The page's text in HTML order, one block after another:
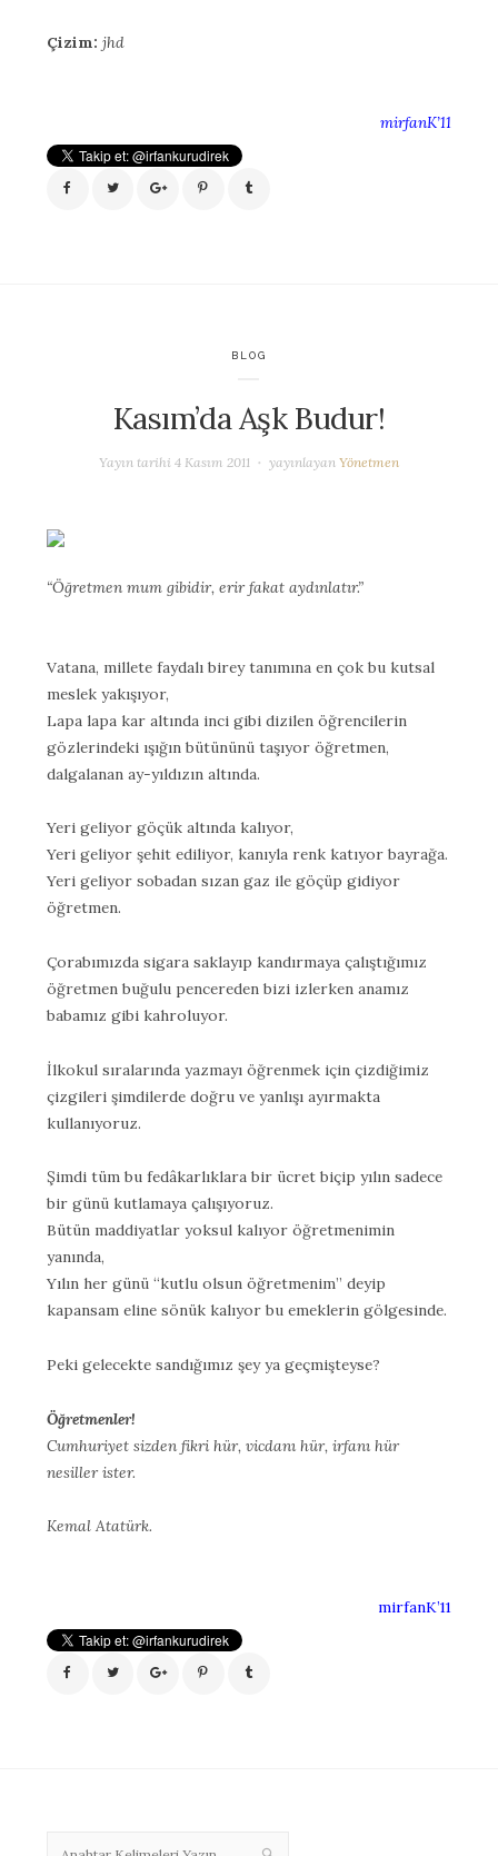
Çizim: jhd
mirfanK’11
BLOG
Kasım’da Aşk Budur!
Yayın tarihi4 Kasım 2011 yayınlayan Yönetmen
“Öğretmen mum gibidir, erir fakat aydınlatır.”
Vatana, millete faydalı birey tanımına en çok bu kutsal
meslek yakışıyor,
Lapa lapa kar altında inci gibi dizilen öğrencilerin
gözlerindeki ışığın bütününü taşıyor öğretmen,
dalgalanan ay-yıldızın altında.
Yeri geliyor göçük altında kalıyor,
Yeri geliyor şehit ediliyor, kanıyla renk katıyor bayrağa.
Yeri geliyor sobadan sızan gaz ile göçüp gidiyor
öğretmen.
Çorabımızda sigara saklayıp kandırmaya çalıştığımız
öğretmen buğulu pencereden bizi izlerken anamız
babamız gibi kahroluyor.
İlkokul sıralarında yazmayı öğrenmek için çizdiğimiz
çizgileri şimdilerde doğru ve yanlışı ayırmakta
kullanıyoruz.
Şimdi tüm bu fedâkarlıklara bir ücret biçip yılın sadece
bir günü kutlamaya çalışıyoruz.
Bütün maddiyatlar yoksul kalıyor öğretmenimin
yanında,
Yılın her günü “kutlu olsun öğretmenim” deyip
kapansam eline sönük kalıyor bu emeklerin gölgesinde.
Peki gelecekte sandığımız şey ya geçmişteyse?
Öğretmenler!
Cumhuriyet sizden fikri hür, vicdanı hür, irfanı hür
nesiller ister.
Kemal Atatürk.
mirfanK’11